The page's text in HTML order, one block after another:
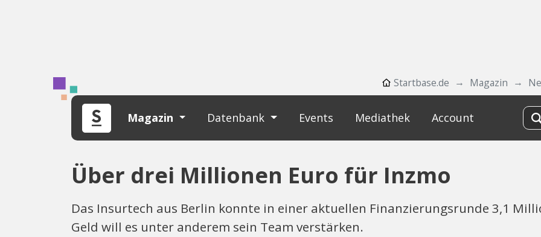
Startbase.de Magazin
Magazin Datenbank Events Mediathek Account
Über drei Millionen Euro für Inzmo
Das Insurtech aus Berlin konnte in einer aktuellen Finanzierungsrunde 3,1
Geld will es unter anderem sein Team verstärken.